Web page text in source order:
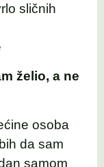
sličnih
želio, a ne
osoba
da sam
samom